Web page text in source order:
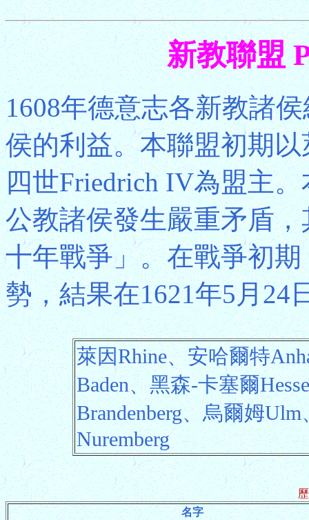
新教聯盟
1608年德意志各新教諸
侯的利益。本聯盟初期
四世Friedrich IV為盟主
公教諸侯發生嚴重矛盾
十年戰爭」。在戰爭初
勢，結果在1621年5月24
萊因Rhine、安哈爾特
Baden、黑森-卡塞爾
Brandenberg、烏爾姆
Nuremberg
名字